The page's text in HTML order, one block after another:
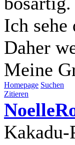
Ich
Daher
Meine
Homepage Suchen
Zitieren
Kakadu-